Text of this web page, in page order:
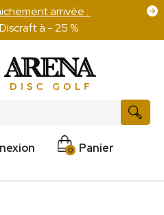
pour 100 € d'achat sur les
disques
0 Panier